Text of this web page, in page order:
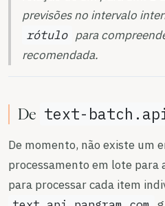
previsões no intervalo
rótulo para
recomendada.
De text-
De momento, não existe um
processamento em lote para
para processar cada item